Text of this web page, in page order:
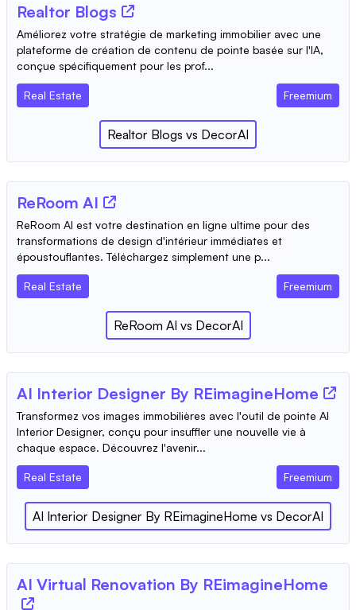
Realtor Blogs
Améliorez votre stratégie de marketing immobilier avec une
plateforme de création de contenu de pointe basée sur l'IA,
conçue spécifiquement pour les prof...
Real Estate Freemium
Realtor Blogs vs DecorAI
ReRoom AI
ReRoom AI est votre destination en ligne ultime pour des
transformations de design d'intérieur immédiates et
époustouflantes. Téléchargez simplement une p...
Real Estate Freemium
ReRoom AI vs DecorAI
AI Interior Designer By REimagineHome
Transformez vos images immobilières avec l'outil de pointe AI
Interior Designer, conçu pour insuffler une nouvelle vie à
chaque espace. Découvrez l'avenir...
Real Estate Freemium
AI Interior Designer By REimagineHome vs DecorAI
AI Virtual Renovation By REimagineHome